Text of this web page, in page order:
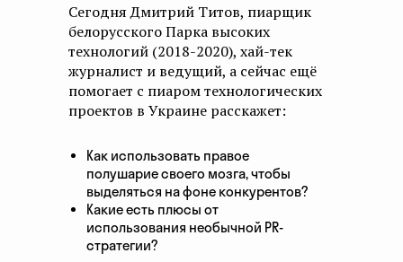
Сегодня Дмитрий Титов, пиарщик
белорусского Парка высоких
технологий (2018-2020), хай-тек
журналист и ведущий, а сейчас ещё
помогает с пиаром технологических
проектов в Украине расскажет:
Как использовать правое
полушарие своего мозга, чтобы
выделяться на фоне конкурентов?
Какие есть плюсы от
использования необычной PR-
стратегии?